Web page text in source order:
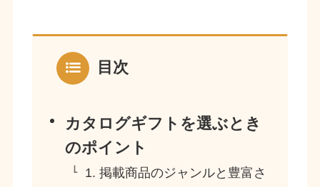
目次
カタログギフトを選ぶとき
のポイント
1. 掲載商品のジャンルと豊富さ